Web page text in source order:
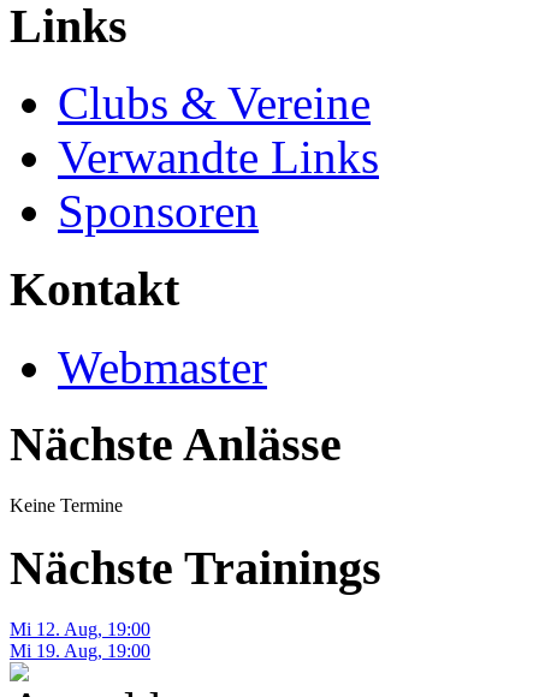
Links
Clubs & Vereine
Verwandte Links
Sponsoren
Kontakt
Webmaster
Nächste Anlässe
Keine Termine
Nächste Trainings
Mi 12. Aug, 19:00
Mi 19. Aug, 19:00